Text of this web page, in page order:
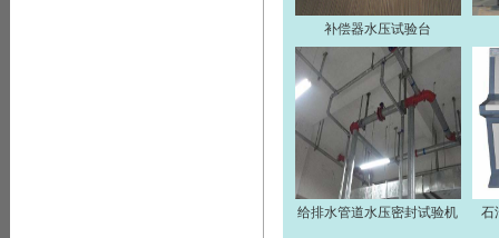
补偿器水压试验台
给排水管道水压密封试验机 石